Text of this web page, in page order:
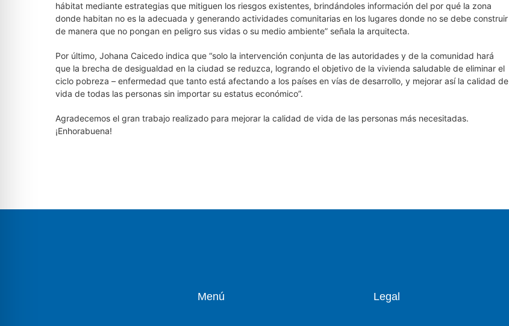
hábitat mediante estrategias que mitiguen los riesgos existentes, brindándoles información del por qué la zona
donde habitan no es la adecuada y generando actividades comunitarias en los lugares donde no se debe construir
de manera que no pongan en peligro sus vidas o su medio ambiente” señala la arquitecta.
Por último, Johana Caicedo indica que “solo la intervención conjunta de las autoridades y de la comunidad hará
que la brecha de desigualdad en la ciudad se reduzca, logrando el objetivo de la vivienda saludable de eliminar el
ciclo pobreza – enfermedad que tanto está afectando a los países en vías de desarrollo, y mejorar así la calidad de
vida de todas las personas sin importar su estatus económico”.
Agradecemos el gran trabajo realizado para mejorar la calidad de vida de las personas más necesitadas.
¡Enhorabuena!
Menú Legal